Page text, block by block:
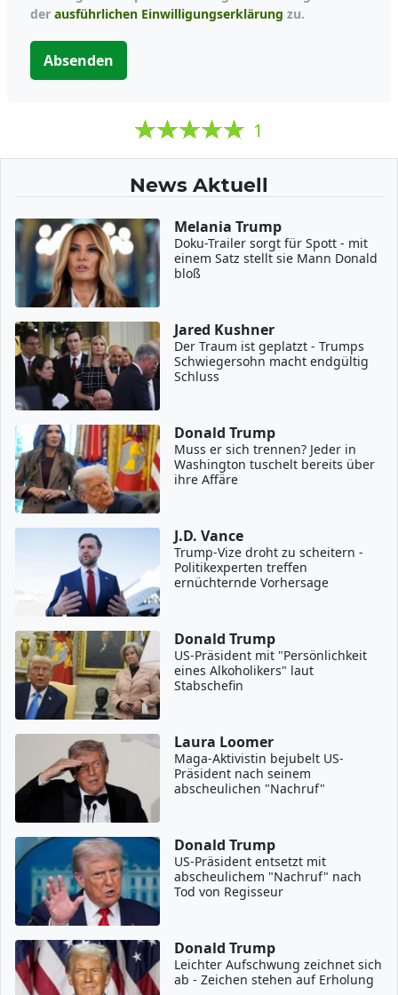
der ausführlichen Einwilligungserklärung zu.
Absenden
1
News Aktuell
Melania Trump
Doku-Trailer sorgt für Spott - mit
einem Satz stellt sie Mann Donald
bloß
Jared Kushner
Der Traum ist geplatzt - Trumps
Schwiegersohn macht endgültig
Schluss
Donald Trump
Muss er sich trennen? Jeder in
Washington tuschelt bereits über
ihre Affäre
J.D. Vance
Trump-Vize droht zu scheitern -
Politikexperten treffen
ernüchternde Vorhersage
Donald Trump
US-Präsident mit "Persönlichkeit
eines Alkoholikers" laut
Stabschefin
Laura Loomer
Maga-Aktivistin bejubelt US-
Präsident nach seinem
abscheulichen "Nachruf"
Donald Trump
US-Präsident entsetzt mit
abscheulichem "Nachruf" nach
Tod von Regisseur
Donald Trump
Leichter Aufschwung zeichnet sich
ab - Zeichen stehen auf Erholung